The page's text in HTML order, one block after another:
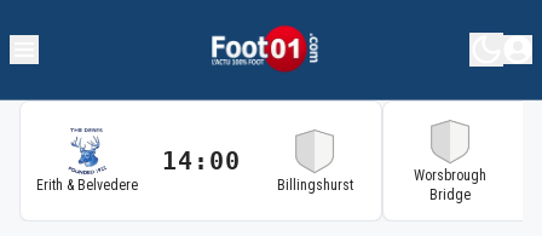
Erith & Belvedere
14:00
Billingshurst
Worsbrough
Bridge